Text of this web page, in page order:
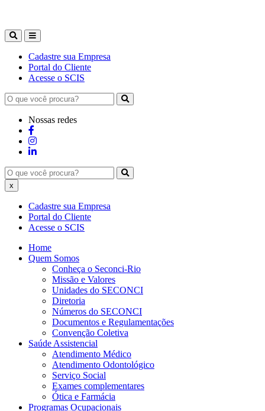
Cadastre sua Empresa
Portal do Cliente
Acesse o SCIS
Nossas redes
x
Cadastre sua Empresa
Portal do Cliente
Acesse o SCIS
Home
Quem Somos
Conheça o Seconci-Rio
Missão e Valores
Unidades do SECONCI
Diretoria
Números do SECONCI
Documentos e Regulamentações
Convenção Coletiva
Saúde Assistencial
Atendimento Médico
Atendimento Odontológico
Serviço Social
Exames complementares
Ótica e Farmácia
Programas Ocupacionais